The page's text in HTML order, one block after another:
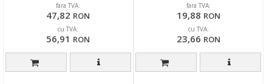
fara TVA:
47,82 RON
cu TVA:
56,91 RON
fara TVA:
19,88 RON
cu TVA:
23,66 RON